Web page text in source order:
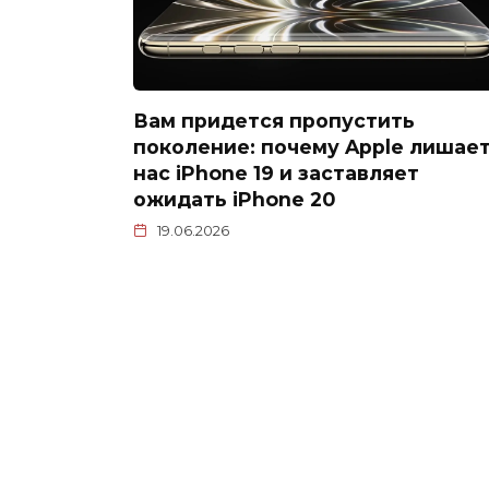
Вам придется пропустить
поколение: почему Apple
нас iPhone 19 и заставляет
ожидать iPhone 20
19.06.2026